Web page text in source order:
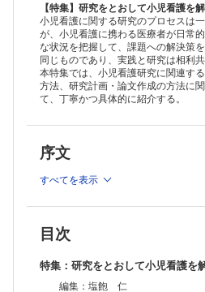
③学術雑誌における論文投稿・査読
ナー
平林優子
④研究をするための問いの４つの水準
的研究デザイン，縦断的研究デザイ
佐々木啓太，他
⑤質的研究と量的研究および混合研究
⑥文献検討とレビュー；システマティ
佐藤奈保
①概念分析の手法と活用
小泉 麗
③アクションリサーチの進め方；小
④現象学的アプローチ；研究方法とし
象学の可能性
【特集】研究をとおして小児看護を
小児看護に関する研究のプロセスは
が、小児看護に携わる医療者が日常
な状況を把握して、課題への解決策
同じものであり、実践と研究は相利
本特集では、小児看護研究に関連す
方法、研究計画・論文作成の方法に
て、丁寧かつ具体的に紹介する。
序文
すべてを表示
目次
特集：研究をとおして小児看護を
編集：塩飽 仁